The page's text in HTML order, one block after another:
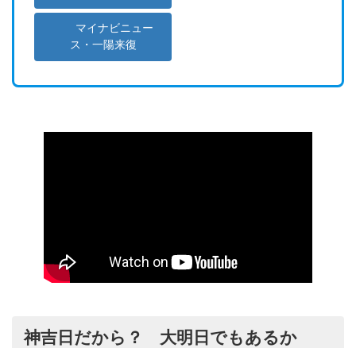
マイナビニュー
ス・一陽来復
神吉日だから？ 大明日でもあるか